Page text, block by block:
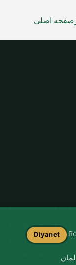
صفحه اصلی
Diyanet